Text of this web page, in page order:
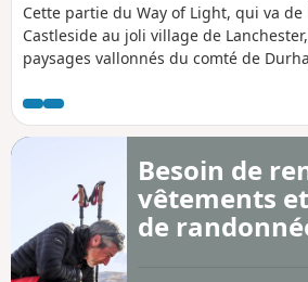
Cette partie du Way of Light, qui va
Castleside au joli village de
paysages vallonnés du comté de
le Lanchester Valley Path à travers des
Besoin de
vêtements
de